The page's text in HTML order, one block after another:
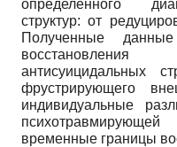
определенного
структур: от
Полученные
антисуицидальных
фрустрирующего
индивидуальные
временные границы